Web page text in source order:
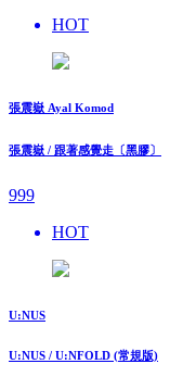
HOT
張震嶽 Ayal Komod
張震嶽 / 跟著感覺走〔黑膠〕
999
HOT
U:NUS
U:NUS / U:NFOLD (常規版)